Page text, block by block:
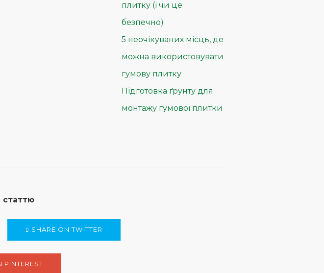
плитку (і чи це
безпечно)
5 неочікуваних місць, де
можна використовувати
гумову плитку
Підготовка ґрунту для
монтажу гумової плитки
SHARE ON TWITTER
PINTEREST